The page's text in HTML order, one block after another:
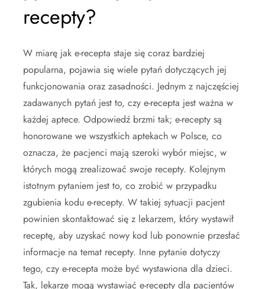
recepty?
W miarę jak e-recepta staje się coraz bardziej
popularna, pojawia się wiele pytań dotyczących jej
funkcjonowania oraz zasadności. Jednym z najczęściej
zadawanych pytań jest to, czy e-recepta jest ważna w
każdej aptece. Odpowiedź brzmi tak; e-recepty są
honorowane we wszystkich aptekach w Polsce, co
oznacza, że pacjenci mają szeroki wybór miejsc, w
których mogą zrealizować swoje recepty. Kolejnym
istotnym pytaniem jest to, co zrobić w przypadku
zgubienia kodu e-recepty. W takiej sytuacji pacjent
powinien skontaktować się z lekarzem, który wystawił
receptę, aby uzyskać nowy kod lub ponownie przesłać
informacje na temat recepty. Inne pytanie dotyczy
tego, czy e-recepta może być wystawiona dla dzieci.
Tak, lekarze mogą wystawiać e-recepty dla pacjentów